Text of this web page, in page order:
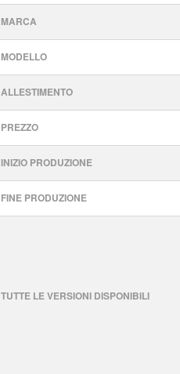
MARCA
MODELLO
ALLESTIMENTO
PREZZO
INIZIO PRODUZIONE
FINE PRODUZIONE
TUTTE LE VERSIONI DISPONIBILI